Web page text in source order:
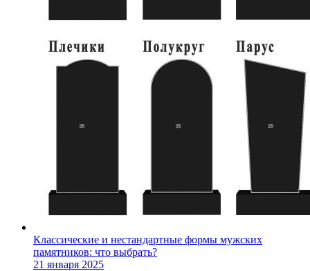
Классические и нестандартные формы мужских
памятников: что выбрать?
21 января 2025